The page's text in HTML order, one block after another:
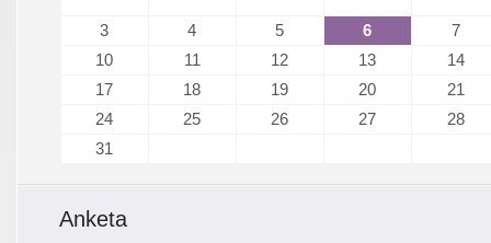
3 4 5 6
7
10
11 12 13
14
17
18 19 20
21
24
25 26 27
28
31
Anketa